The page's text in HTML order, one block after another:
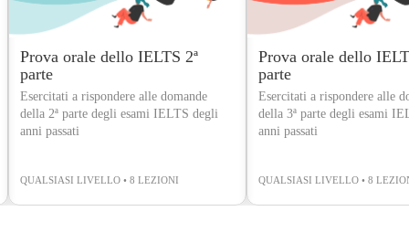
Prova orale dello IELTS 2ª
parte
Esercitati a rispondere alle domande
della 2ª parte degli esami IELTS degli
anni passati
QUALSIASI LIVELLO • 8 LEZIONI
Prova orale dello
parte
Esercitati a rispondere alle
della 3ª parte degli esami
anni passati
QUALSIASI LIVELLO • 8